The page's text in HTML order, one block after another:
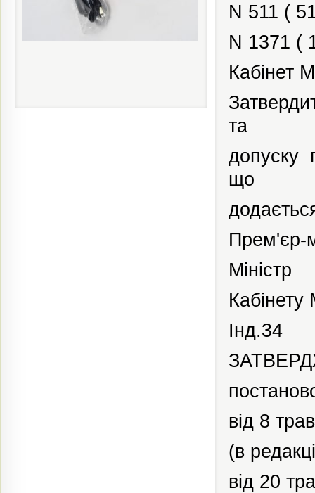
N 511 (
N 1371 (
Кабінет
та
допуску
що
Прем'єр-
Міністр
Кабінету
Інд.34
від 8
(в
від 20